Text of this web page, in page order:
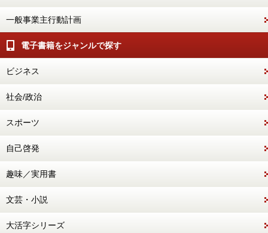
一般事業主行動計画
電子書籍をジャンルで探す
ビジネス
社会/政治
スポーツ
自己啓発
趣味／実用書
文芸・小説
大活字シリーズ